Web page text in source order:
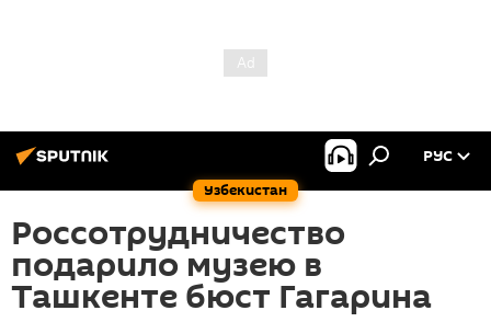
Узбекистан
РУС
Россотрудничество
подарило музею в
Ташкенте бюст Гагарина